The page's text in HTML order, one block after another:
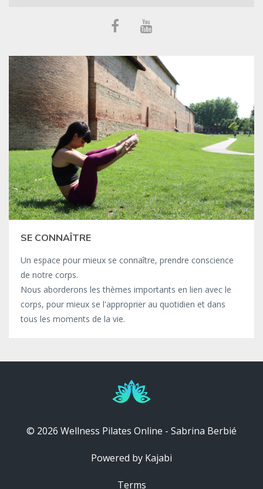
SE CONNAÎTRE
Un espace pour mieux se connaître, prendre conscience
de notre corps.
Nous aborderons les thèmes importants en lien avec le
corps, pour mieux se l'approprier au quotidien et dans
tous les moments de la vie.
© 2026 Wellness Pilates Online - Sabrina Berbié
Powered by Kajabi
Terms